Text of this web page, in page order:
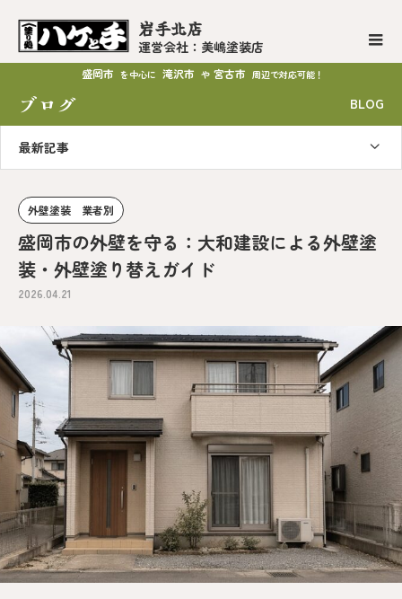
岩手北店
運営会社：美嶋塗装店
盛岡市 を中心に 滝沢市 や 宮古市 周辺で対応可能！
ブログ BLOG
最新記事
外壁塗装 業者別
盛岡市の外壁を守る：大和建設による外壁塗
装・外壁塗り替えガイド
2026.04.21